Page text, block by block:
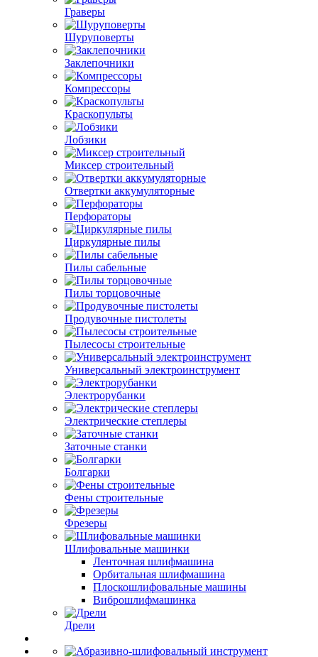
Граверы
Шуруповерты
Заклепочники
Компрессоры
Краскопульты
Лобзики
Миксер строительный
Отвертки аккумуляторные
Перфораторы
Циркулярные пилы
Пилы сабельные
Пилы торцовочные
Продувочные пистолеты
Пылесосы строительные
Универсальный электроинструмент
Электрорубанки
Электрические степлеры
Заточные станки
Болгарки
Фены строительные
Фрезеры
Шлифовальные машинки
Ленточная шлифмашина
Орбитальная шлифмашина
Плоскошлифовальные машины
Виброшлифмашинка
Дрели